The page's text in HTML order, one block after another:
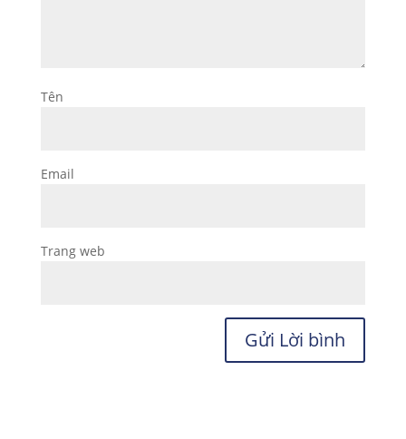
Tên
Email
Trang web